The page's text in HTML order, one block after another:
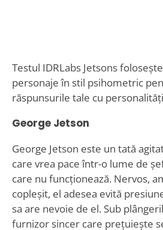
Testul IDRLabs Jetsons
personaje în stil psihometric
răspunsurile tale cu
George Jetson
George Jetson este un tată
care vrea pace într-o lume de
care nu funcționează. Nervos,
copleșit, el adesea evită
sa are nevoie de el. Sub
furnizor sincer care prețuiește